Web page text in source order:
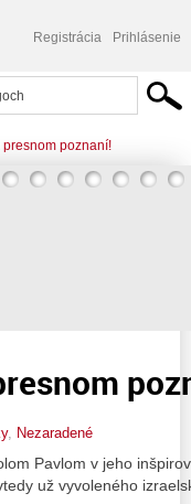
Registrácia Prihlásenie
poznaní!
, Nezaradené
Pavlom v jeho
už vyvoleného